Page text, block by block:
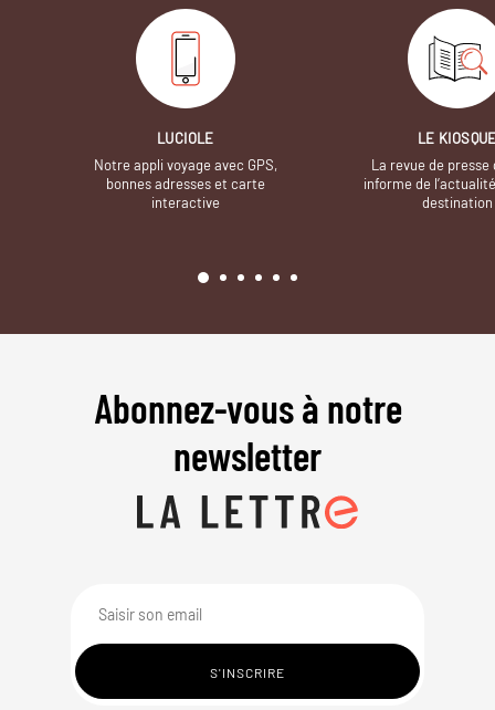
LUCIOLE
Notre appli voyage avec GPS,
bonnes adresses et carte
interactive
LE
La revue de presse
informe de
destination
Abonnez-vous à notre
newsletter